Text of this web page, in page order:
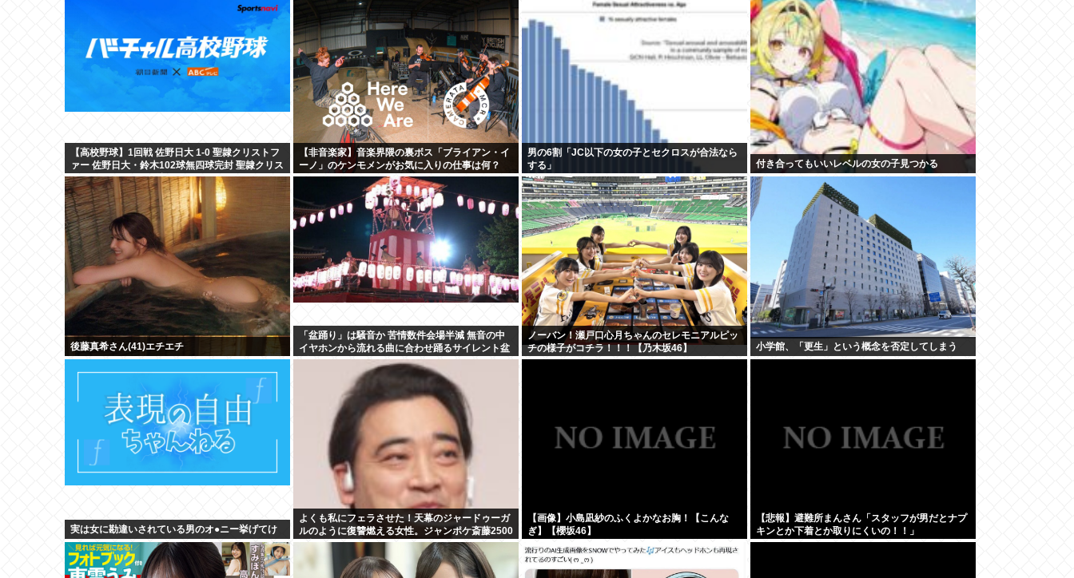
【高校野球】1回戦 佐野日大 1-0 聖隷クリストフ
ァー 佐野日大・鈴木102球無四球完封 聖隷クリス
トファーはエラーに泣く
【非音楽家】音楽界隈の裏ボス「ブライアン・イ
ーノ」のケンモメンがお気に入りの仕事は何？
男の6割「JC以下の女の子とセクロスが合法なら
する」
付き合ってもいいレベルの女の子見つかる
後藤真希さん(41)エチエチ
「盆踊り」は騒音か 苦情数件会場半減 無音の中
イヤホンから流れる曲に合わせ踊るサイレント盆
ダンスも
ノーバン！瀬戸口心月ちゃんのセレモニアルピッ
チの様子がコチラ！！！【乃木坂46】
小学館、「更生」という概念を否定してしまう
実は女に勘違いされている男のオ●ニー挙げてけ
よくも私にフェラさせた！天幕のジャードゥーガ
ルのように復讐燃える女性。ジャンポケ斎藤2500
万拒否
【画像】小島凪紗のふくよかなお胸！【こんな
ぎ】【櫻坂46】
【悲報】避難所まんさん「スタッフが男だとナプ
キンとか下着とか取りにくいの！！」